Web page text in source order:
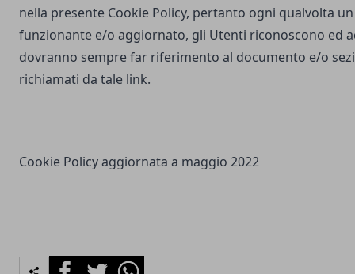
nella presente Cookie Policy, pertanto ogni qualvolta
funzionante e/o aggiornato, gli Utenti riconoscono ed
dovranno sempre far riferimento al documento e/o
richiamati da tale link.
Cookie Policy aggiornata a maggio 2022
FacebookTwitterWhatsapp